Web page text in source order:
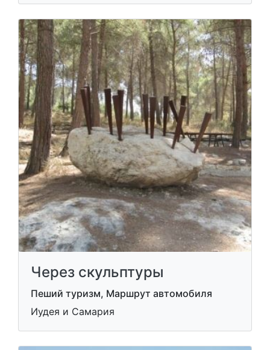
Через скульптуры
Пеший туризм, Маршрут автомобиля
Иудея и Самария